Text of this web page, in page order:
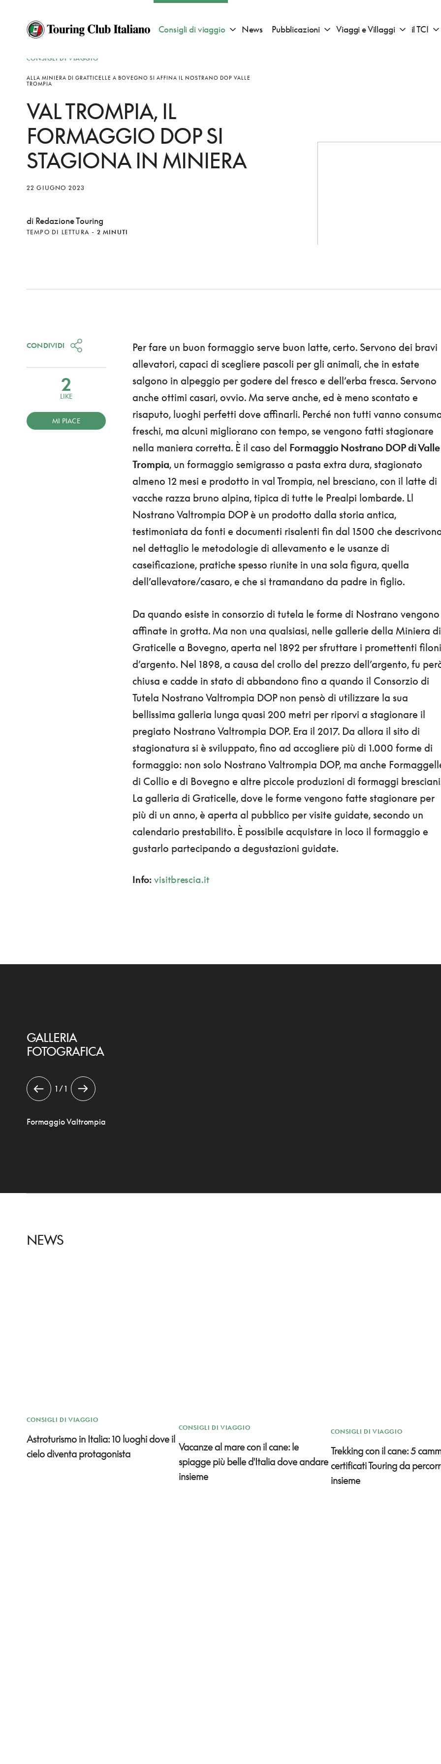
Consigli di viaggio Apri sotto menu "Consigli di viaggio"
News Pubblicazioni Apri sotto menu "Pubblicazioni"
Viaggi e Villaggi Apri sotto
il TCI
CONSIGLI DI VIAGGIO
ALLA MINIERA DI GRATTICELLE A BOVEGNO SI AFFINA IL NOSTRANO DOP VALLE
TROMPIA
VAL TROMPIA, IL
FORMAGGIO DOP SI
STAGIONA IN MINIERA
22 GIUGNO 2023
di Redazione Touring
TEMPO DI LETTURA - 2 MINUTI
Per fare un buon formaggio serve buon latte, certo. Servono dei bravi
allevatori, capaci di scegliere pascoli per gli animali, che in estate
salgono in alpeggio per godere del fresco e dell’erba fresca. Servono
anche ottimi casari, ovvio. Ma serve anche, ed è meno scontato e
risaputo, luoghi perfetti dove affinarli. Perché non tutti vanno
freschi, ma alcuni migliorano con tempo, se vengono fatti stagionare
nella maniera corretta. È il caso del Formaggio Nostrano DOP di Valle
Trompia, un formaggio semigrasso a pasta extra dura, stagionato
almeno 12 mesi e prodotto in val Trompia, nel bresciano, con il latte di
vacche razza bruno alpina, tipica di tutte le Prealpi lombarde. Ll
Nostrano Valtrompia DOP è un prodotto dalla storia antica,
testimoniata da fonti e documenti risalenti fin dal 1500 che
nel dettaglio le metodologie di allevamento e le usanze di
caseificazione, pratiche spesso riunite in una sola figura, quella
dell’allevatore/casaro, e che si tramandano da padre in figlio.
Da quando esiste in consorzio di tutela le forme di Nostrano vengono
affinate in grotta. Ma non una qualsiasi, nelle gallerie della Miniera di
Graticelle a Bovegno, aperta nel 1892 per sfruttare i promettenti filoni
d’argento. Nel 1898, a causa del crollo del prezzo dell’argento, fu
chiusa e cadde in stato di abbandono fino a quando il Consorzio di
Tutela Nostrano Valtrompia DOP non pensò di utilizzare la sua
bellissima galleria lunga quasi 200 metri per riporvi a stagionare il
pregiato Nostrano Valtrompia DOP. Era il 2017. Da allora il sito di
stagionatura si è sviluppato, fino ad accogliere più di 1.000 forme di
formaggio: non solo Nostrano Valtrompia DOP, ma anche
di Collio e di Bovegno e altre piccole produzioni di formaggi
La galleria di Graticelle, dove le forme vengono fatte stagionare per
più di un anno, è aperta al pubblico per visite guidate, secondo un
calendario prestabilito. È possibile acquistare in loco il formaggio e
gustarlo partecipando a degustazioni guidate.
Info: visitbrescia.it
CONDIVIDI
2
LIKE
MI PIACE
GALLERIA
FOTOGRAFICA
1 / 1
Formaggio Valtrompia
NEWS
CONSIGLI DI VIAGGIO
Astroturismo in Italia: 10 luoghi dove il
cielo diventa protagonista
CONSIGLI DI VIAGGIO
Vacanze al mare con il cane: le
spiagge più belle d'Italia dove andare
insieme
CONSIGLI DI VIAGGIO
Trekking con il cane: 5
certificati Touring da
insieme